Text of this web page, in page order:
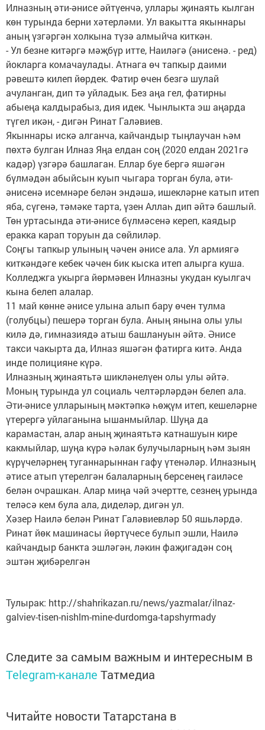
Илназның әти-әнисе әйтүенчә, уллары җинаять кылган
көн турында берни хәтерләми. Ул вакытта якыннары
аның үзгәргән холкына түзә алмыйча киткән.
- Ул безне китәргә мәҗбүр итте, Наиләгә (әнисенә. - ред)
йокларга комачаулады. Атнага өч тапкыр даими
рәвештә килеп йөрдек. Фатир өчен безгә шулай
ачуланган, дип тә уйладык. Без аңа гел, фатирны
абыеңа калдырабыз, дия идек. Чынлыкта эш аңарда
түгел икән, - дигән Ринат Галәвиев.
Якыннары искә алганча, кайчандыр тыңлаучан һәм
пөхтә булган Илназ Яңа елдан соң (2020 елдан 2021гә
кадәр) үзгәрә башлаган. Еллар буе бергә яшәгән
бүлмәдән абыйсын куып чыгара торган була, әти-
әнисенә исемнәре белән эндәшә, ишекләрне катып итеп
яба, сүгенә, тәмәке тарта, үзен Аллаһ дип әйтә башлый.
Төн уртасында әти-әнисе бүлмәсенә кереп, каядыр
еракка карап торуын да сөйлиләр.
Соңгы тапкыр улының чәчен әнисе ала. Ул армиягә
киткәндәге кебек чәчен бик кыска итеп алырга куша.
Колледжга укырга йөрмәвен Илназны укудан куылгач
кына белеп алалар.
11 май көнне әнисе улына алып бару өчен тулма
(голубцы) пешерә торган була. Аның янына олы улы
килә дә, гимназиядә атыш башлануын әйтә. Әнисе
такси чакырта да, Илназ яшәгән фатирга китә. Анда
инде полицияне күрә.
Илназның җинаятьтә шикләнелүен олы улы әйтә.
Моның турында ул социаль челтәрләрдән белеп ала.
Әти-әнисе улларының мәктәпкә һөҗүм итеп, кешеләрне
үтерергә уйлаганына ышанмыйлар. Шуңа да
карамастан, алар аның җинаятьтә катнашуын кире
какмыйлар, шуңа күрә һәлак булучыларның һәм зыян
күрүчеләрнең туганнарыннан гафу үтенәләр. Илназның
әтисе атып үтерелгән балаларның берсенең гаиләсе
белән очрашкан. Алар миңа чәй эчертте, сезнең урында
теләсә кем була ала, диделәр, дигән ул.
Хәзер Наилә белән Ринат Галәвиевләр 50 яшьләрдә.
Ринат йөк машинасы йөртүчесе булып эшли, Наилә
кайчандыр банкта эшләгән, ләкин фаҗигадән соң
эштән җибәрелгән
Тулырак: http://shahrikazan.ru/news/yazmalar/ilnaz-
galviev-tisen-nishlm-mine-durdomga-tapshyrmady
Следите за самым важным и интересным в
Telegram-канале Татмедиа
Читайте новости Татарстана в